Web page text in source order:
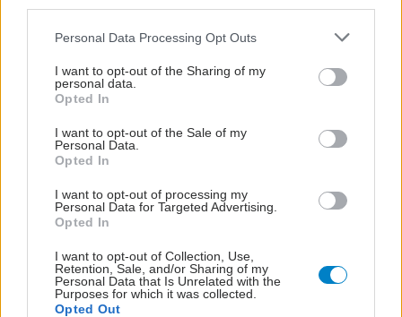
Please note that this website/app uses one or more Google
not limited to your visit or usage behaviour. You may click to
grant or deny consent to Google and its third-party tags to
use your data for below specified purposes in below Google
consent section.
Personal Data Processing Opt Outs
I want to opt-out of the Sharing of my
personal data.
Opted In
I want to opt-out of the Sale of my
Personal Data.
Opted In
I want to opt-out of processing my
Personal Data for Targeted Advertising.
Opted In
I want to opt-out of Collection, Use,
Retention, Sale, and/or Sharing of my
Personal Data that Is Unrelated with the
Purposes for which it was collected.
Opted Out
Μαιευτήρα για τον θάνατο βρέφους στον τοκετό
Δεν πρόλαβε να αντικρύσει το φως του κόσμου ένα
κοριτσάκι που έχασε τη ζωή του στη γέννα, από λάθος
το δικαστήριο.